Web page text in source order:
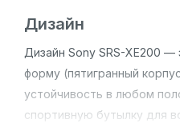
Дизайн
Дизайн Sony SRS-XE200 —
форму (пятигранный
устойчивость в любом
спортивную бутылку для